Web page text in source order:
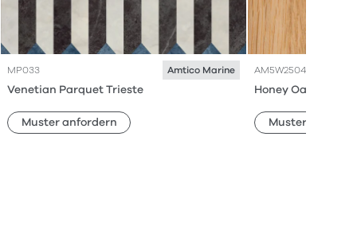
MP033 Amtico Marine
Venetian Parquet Trieste
Muster anfordern
AM5W2504
Honey Oak
Muster